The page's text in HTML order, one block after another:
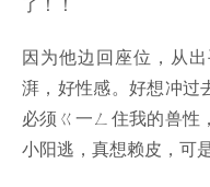
因为他边回座位，从
湃，好性感。好想冲过
必须ㄍ一ㄥ住我的兽性
小阳逃，真想赖皮，可